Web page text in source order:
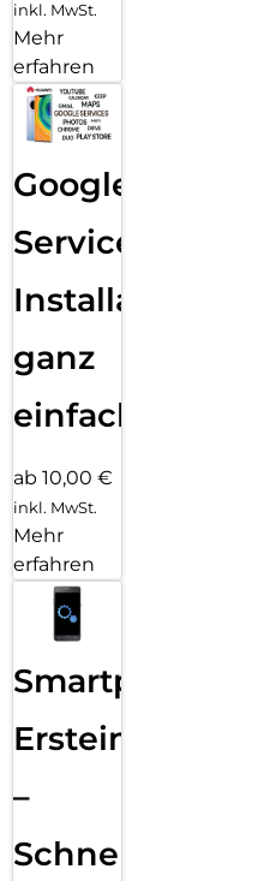
inkl. MwSt.
Mehr
erfahren
Google
Services
Installation
ganz
einfach
ab 10,00 €
inkl. MwSt.
Mehr
erfahren
Smartphone
Ersteinrichtung
–
Schnelle